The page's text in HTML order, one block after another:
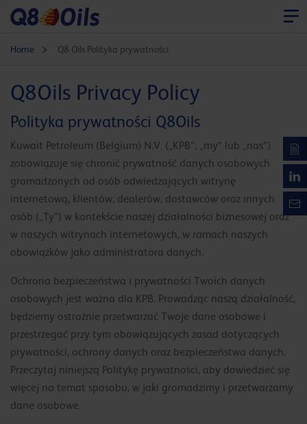
Home Q8 Oils Polityka prywatności
Q8Oils Privacy Policy
Polityka prywatności Q8Oils
Kuwait Petroleum (Belgium) N.V. („KPB”, „my” lub „nas”)
zobowiązuje się chronić prywatność danych osobowych
gromadzonych od osób odwiedzających witrynę
internetową, klientów, dealerów, dostawców oraz innych
osób („Ty”) w kontekście naszej działalności biznesowej oraz
w naszych witrynach internetowych, w ramach naszych
obowiązków jako administratora danych.
Ochrona bezpieczeństwa i prywatności Twoich danych
osobowych jest ważna dla KPB. Prowadząc naszą działalność,
będziemy ostrożnie przetwarzać Twoje dane osobowe i
przestrzegać przy tym obowiązujących zasad dotyczących
prywatności, ochrony danych oraz bezpieczeństwa danych.
Przeczytaj niniejszą Politykę prywatności, aby dowiedzieć się
więcej na temat sposobu, w jaki gromadzimy i przetwarzamy
dane osobowe.